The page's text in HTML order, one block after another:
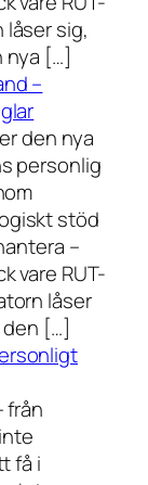
låser sig,
nya […]
–
den nya
personlig
stöd
–
vare RUT-
låser
[…]
från
få i